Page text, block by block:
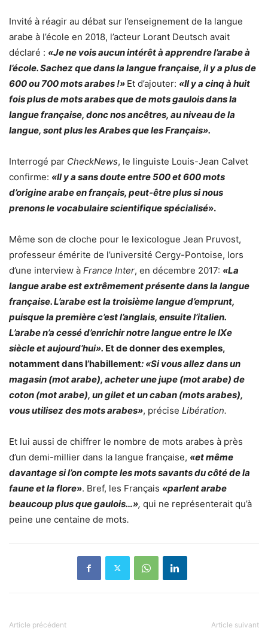
Invité à réagir au débat sur l’enseignement de la langue
arabe à l’école en 2018, l’acteur Lorant Deutsch avait
déclaré : «Je ne vois aucun intérêt à apprendre l’arabe à
l’école. Sachez que dans la langue française, il y a plus de
600 ou 700 mots arabes !» Et d’ajouter: «Il y a cinq à huit
fois plus de mots arabes que de mots gaulois dans la
langue française, donc nos ancêtres, au niveau de la
langue, sont plus les Arabes que les Français».
Interrogé par CheckNews, le linguiste Louis-Jean Calvet
confirme: «Il y a sans doute entre 500 et 600 mots
d’origine arabe en français, peut-être plus si nous
prenons le vocabulaire scientifique spécialisé».
Même son de cloche pour le lexicologue Jean Pruvost,
professeur émérite de l’université Cergy-Pontoise, lors
d’une interview à France Inter, en décembre 2017: «La
langue arabe est extrêmement présente dans la langue
française. L’arabe est la troisième langue d’emprunt,
puisque la première c’est l’anglais, ensuite l’italien.
L’arabe n’a cessé d’enrichir notre langue entre le IXe
siècle et aujourd’hui». Et de donner des exemples,
notamment dans l’habillement: «Si vous allez dans un
magasin (mot arabe), acheter une jupe (mot arabe) de
coton (mot arabe), un gilet et un caban (mots arabes),
vous utilisez des mots arabes», précise Libération.
Et lui aussi de chiffrer le nombre de mots arabes à près
d’un demi-millier dans la langue française, «et même
davantage si l’on compte les mots savants du côté de la
faune et la flore». Bref, les Français «parlent arabe
beaucoup plus que gaulois…», qui ne représenterait qu’à
peine une centaine de mots.
Article précédent Article suivant